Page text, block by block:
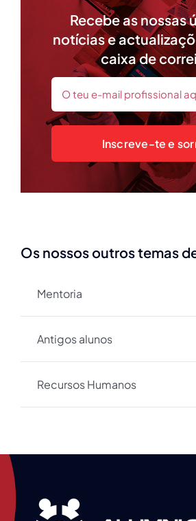
Recebe as nossas
notícias e
caixa de
Inscreve-te e
Os nossos outros temas
Mentoria
Antigos alunos
Recursos Humanos